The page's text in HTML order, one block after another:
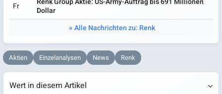
Fr
Dollar
Alle Nachrichten zu: Renk
Aktien Einzelanalysen News Renk
Wert in diesem Artikel